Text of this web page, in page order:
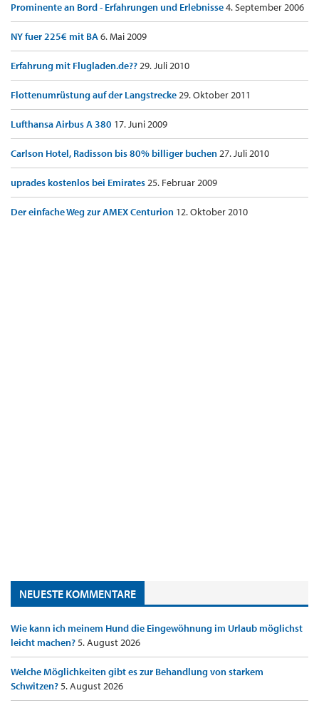
Prominente an Bord - Erfahrungen und Erlebnisse4. September 2006
NY fuer 225€ mit BA6. Mai 2009
Erfahrung mit Flugladen.de??29. Juli 2010
Flottenumrüstung auf der Langstrecke29. Oktober 2011
Lufthansa Airbus A 380 17. Juni 2009
Carlson Hotel, Radisson bis 80% billiger buchen27. Juli 2010
uprades kostenlos bei Emirates25. Februar 2009
Der einfache Weg zur AMEX Centurion 12. Oktober 2010
NEUESTE KOMMENTARE
Wie kann ich meinem Hund die Eingewöhnung im Urlaub möglichst
leicht machen?5. August 2026
Welche Möglichkeiten gibt es zur Behandlung von starkem
Schwitzen?5. August 2026